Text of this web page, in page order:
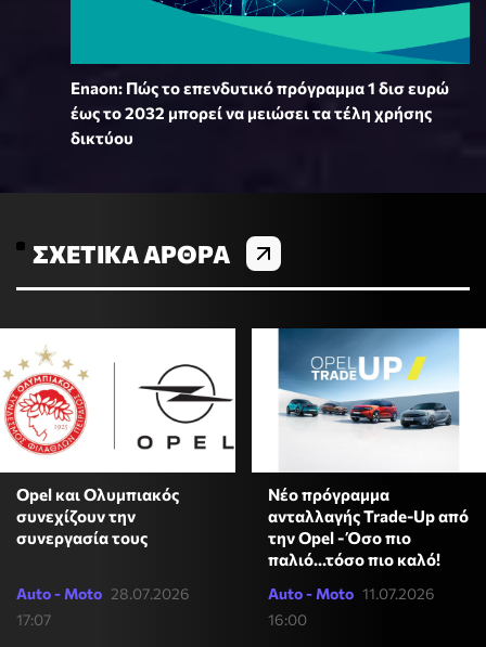
Enaon: Πώς το επενδυτικό πρόγραμμα 1 δισ ευρώ
έως το 2032 μπορεί να μειώσει τα τέλη χρήσης
δικτύου
ΣΧΕΤΙΚΆ ΆΡΘΡΑ
Opel και Ολυμπιακός
συνεχίζουν την
συνεργασία τους
Auto - Moto 28.07.2026
17:07
Νέο πρόγραμμα
ανταλλαγής Trade-Up από
την Opel - Όσο πιο
παλιό…τόσο πιο καλό!
Auto - Moto 11.07.2026
16:00